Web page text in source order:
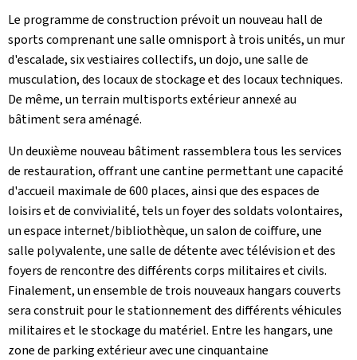
Le programme de construction prévoit un nouveau hall de
sports comprenant une salle omnisport à trois unités, un mur
d'escalade, six vestiaires collectifs, un dojo, une salle de
musculation, des locaux de stockage et des locaux techniques.
De même, un terrain multisports extérieur annexé au
bâtiment sera aménagé.
Un deuxième nouveau bâtiment rassemblera tous les services
de restauration, offrant une cantine permettant une capacité
d'accueil maximale de 600 places, ainsi que des espaces de
loisirs et de convivialité, tels un foyer des soldats volontaires,
un espace internet/bibliothèque, un salon de coiffure, une
salle polyvalente, une salle de détente avec télévision et des
foyers de rencontre des différents corps militaires et civils.
Finalement, un ensemble de trois nouveaux hangars couverts
sera construit pour le stationnement des différents véhicules
militaires et le stockage du matériel. Entre les hangars, une
zone de parking extérieur avec une cinquantaine